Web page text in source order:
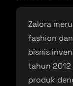
Zalora
fashion
bisnis
tahun
produk